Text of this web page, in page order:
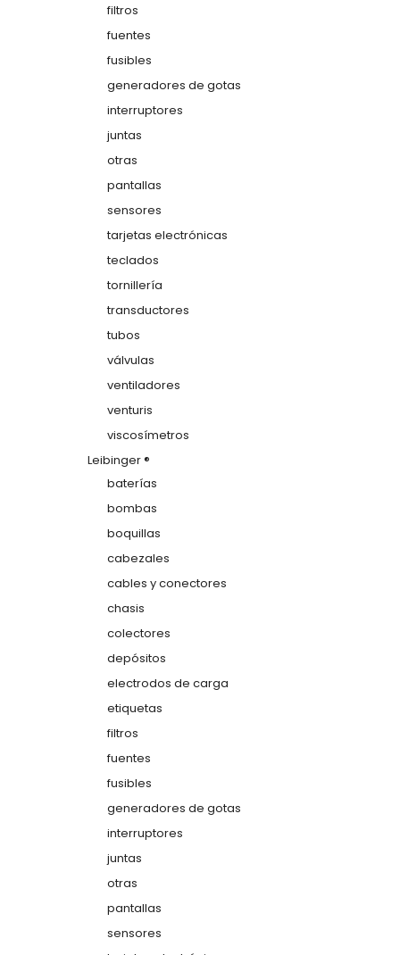
filtros
fuentes
fusibles
generadores de gotas
interruptores
juntas
otras
pantallas
sensores
tarjetas electrónicas
teclados
tornillería
transductores
tubos
válvulas
ventiladores
venturis
viscosímetros
Leibinger ®
baterías
bombas
boquillas
cabezales
cables y conectores
chasis
colectores
depósitos
electrodos de carga
etiquetas
filtros
fuentes
fusibles
generadores de gotas
interruptores
juntas
otras
pantallas
sensores